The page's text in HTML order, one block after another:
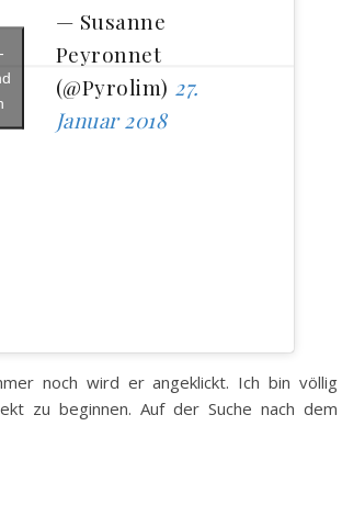
— Susanne
Peyronnet
(@Pyrolim) 27.
Januar 2018
noch wird er angeklickt. Ich bin völlig
zu beginnen. Auf der Suche nach dem